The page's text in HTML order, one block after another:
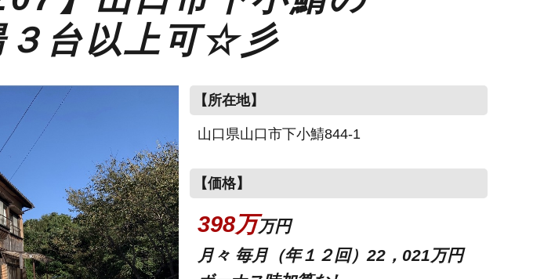
台以上可☆彡
【所在地】
山口県山口市下小鯖844-1
【価格】
398万万円
月々 毎月（年１２回）22，021万円